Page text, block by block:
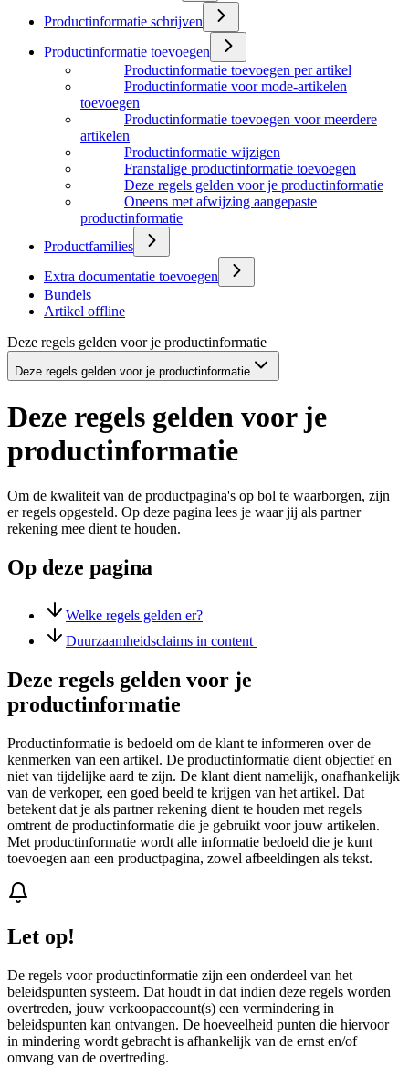
Productinformatie schrijven
Productinformatie toevoegen
Productinformatie toevoegen per artikel
Productinformatie voor mode-artikelen
toevoegen
Productinformatie toevoegen voor meerdere
artikelen
Productinformatie wijzigen
Franstalige productinformatie toevoegen
Deze regels gelden voor je productinformatie
Oneens met afwijzing aangepaste
productinformatie
Productfamilies
Extra documentatie toevoegen
Bundels
Artikel offline
Deze regels gelden voor je productinformatie
Deze regels gelden voor je productinformatie
Deze regels gelden voor je
productinformatie
Om de kwaliteit van de productpagina's op bol te waarborgen, zijn
er regels opgesteld. Op deze pagina lees je waar jij als partner
rekening mee dient te houden.
Op deze pagina
Welke regels gelden er?
Duurzaamheidsclaims in content
Deze regels gelden voor je
productinformatie
Productinformatie is bedoeld om de klant te informeren over de
kenmerken van een artikel. De productinformatie dient objectief en
niet van tijdelijke aard te zijn. De klant dient namelijk, onafhankelijk
van de verkoper, een goed beeld te krijgen van het artikel. Dat
betekent dat je als partner rekening dient te houden met regels
omtrent de productinformatie die je gebruikt voor jouw artikelen.
Met productinformatie wordt alle informatie bedoeld die je kunt
toevoegen aan een productpagina, zowel afbeeldingen als tekst.
Let op!
De regels voor productinformatie zijn een onderdeel van het
beleidspunten systeem. Dat houdt in dat indien deze regels worden
overtreden, jouw verkoopaccount(s) een vermindering in
beleidspunten kan ontvangen. De hoeveelheid punten die hiervoor
in mindering wordt gebracht is afhankelijk van de ernst en/of
omvang van de overtreding.